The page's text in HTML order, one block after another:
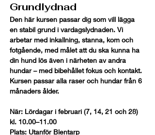
Grundlydnad
Den här kursen passar dig som vill lägga
en stabil grund i vardagslydnaden. Vi
arbetar med inkallning, stanna, kom och
fotgående, med målet att du ska kunna ha
din hund lös även i närheten av andra
hundar – med bibehållet fokus och kontakt.
Kursen passar alla raser och hundar från 6
månaders ålder.
När: Lördagar i februari (7, 14, 21 och 28)
kl. 10.00–11.00
Plats: Utanför Blentarp